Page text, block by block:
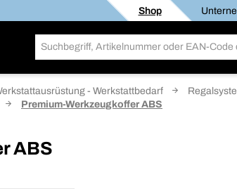
Shop
- Werkstattbedarf
Premium-Werkzeugkoffer ABS
ABS